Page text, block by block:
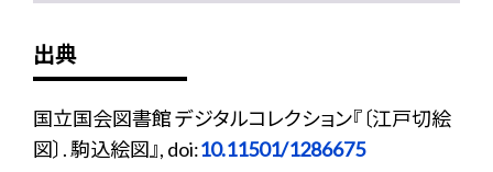
出典
国立国会図書館 デジタルコレクション『〔江戸切絵
図〕. 駒込絵図』, doi:10.11501/1286675